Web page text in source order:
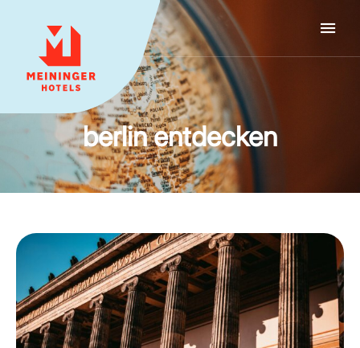
MEININGER HOTELS
berlin entdecken